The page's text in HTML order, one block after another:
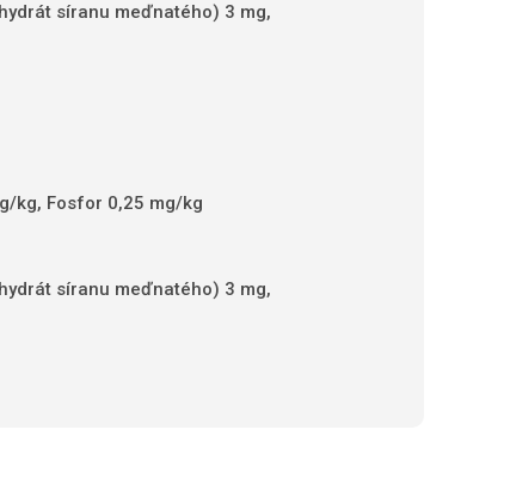
síranu meďnatého) 3 mg,
kg, Fosfor 0,25 mg/kg
síranu meďnatého) 3 mg,